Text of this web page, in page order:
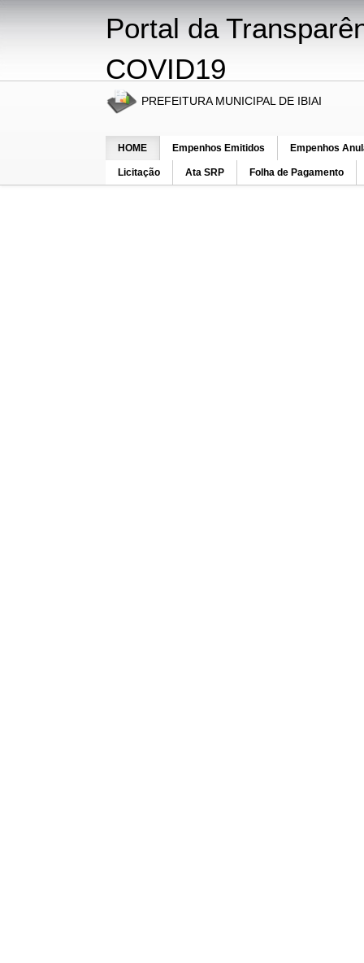
Portal da
COVID19
PREFEITURA MUNICIPAL DE IBIAI
HOME Empenhos Emitidos Empenhos
Licitação Ata SRP Folha de Pagamento
Por favor, selecione um menu acima para realizar